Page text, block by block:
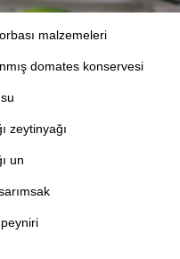
malzemeleri
domates konservesi
zeytinyağı
un